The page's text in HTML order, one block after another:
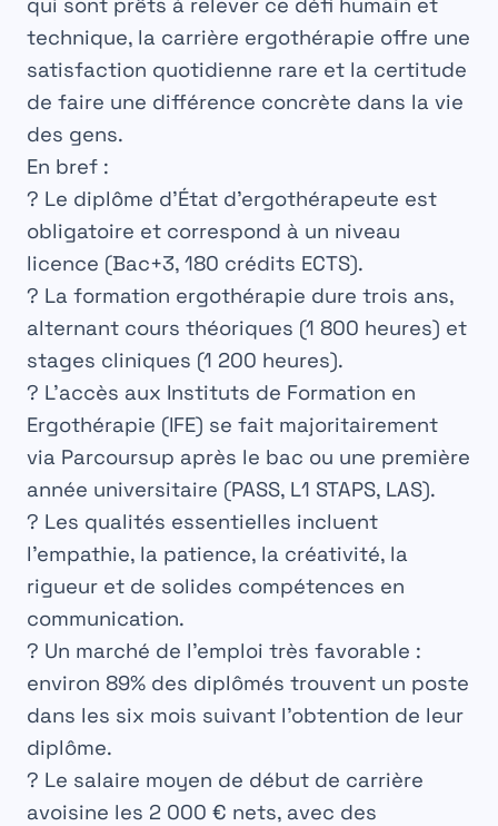
technique, la carrière ergothérapie offre une
satisfaction quotidienne rare et la certitude
de faire une différence concrète dans la vie
des gens.
En bref :
? Le diplôme d’État d’ergothérapeute est
obligatoire et correspond à un niveau
licence (Bac+3, 180 crédits ECTS).
?️ La formation ergothérapie dure trois ans,
alternant cours théoriques (1 800 heures) et
stages cliniques (1 200 heures).
? L’accès aux Instituts de Formation en
Ergothérapie (IFE) se fait majoritairement
via Parcoursup après le bac ou une première
année universitaire (PASS, L1 STAPS, LAS).
? Les qualités essentielles incluent
l’empathie, la patience, la créativité, la
rigueur et de solides compétences en
communication.
? Un marché de l’emploi très favorable :
environ 89% des diplômés trouvent un poste
dans les six mois suivant l’obtention de leur
diplôme.
? Le salaire moyen de début de carrière
avoisine les 2 000 € nets, avec des